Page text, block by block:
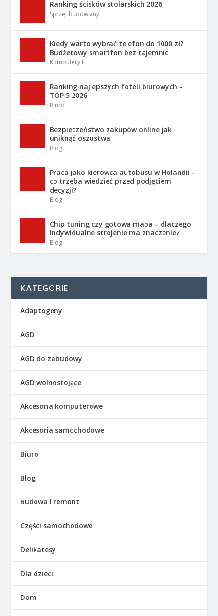
Ranking ścisków stolarskich 2026
Sprzęt budowlany
Kiedy warto wybrać telefon do 1000 zł?
Budżetowy smartfon bez tajemnic
Komputery IT
Ranking najlepszych foteli biurowych –
TOP 5 2026
Biuro
Bezpieczeństwo zakupów online jak
uniknąć oszustwa
Blog
Praca jako kierowca autobusu w Holandii –
co trzeba wiedzieć przed podjęciem
decyzji?
Blog
Chip tuning czy gotowa mapa – dlaczego
indywidualne strojenie ma znaczenie?
Blog
KATEGORIE
Adaptogeny
AGD
AGD do zabudowy
AGD wolnostojące
Akcesoria komputerowe
Akcesoria samochodowe
Biuro
Blog
Budowa i remont
Części samochodowe
Delikatesy
Dla dzieci
Dom